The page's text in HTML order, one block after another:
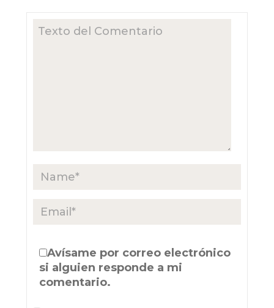
Avísame por correo electrónico
si alguien responde a mi
comentario.